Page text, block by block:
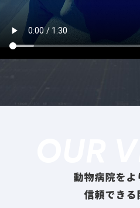
動物病院をよ
信頼できる